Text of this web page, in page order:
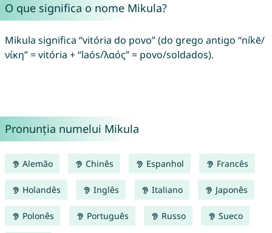
O que significa o nome Mikula?
Mikula significa “vitória do povo” (do grego antigo “níkē/
νίκη” = vitória + “laós/λαός” = povo/soldados).
Pronunția numelui Mikula
Alemão Chinês Espanhol Francês
Holandês Inglês Italiano Japonês
Polonês Português Russo Sueco